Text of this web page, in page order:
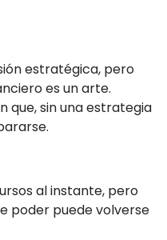
estratégica, pero
es un arte.
que, sin una estrategia
al instante, pero
poder puede volverse